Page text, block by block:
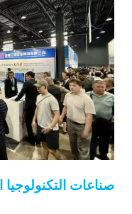
صناعات التكنولوجيا